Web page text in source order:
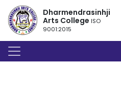
Dharmendrasinhji
Arts CollegeISO
9001:2015